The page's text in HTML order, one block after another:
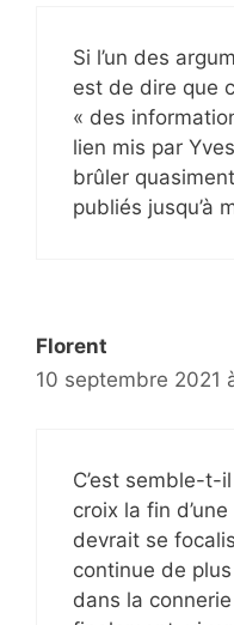
Si l’un des
est de dire que
« des
lien mis par
brûler
publiés jusqu’à
Florent
10 septembre 2021
C’est semble-t-
croix la fin
devrait se
continue de
dans la